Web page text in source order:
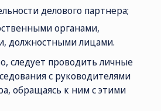
делового партнера;
органами,
должностными лицами.
следует проводить личные
с руководителями
обращаясь к ним с этими